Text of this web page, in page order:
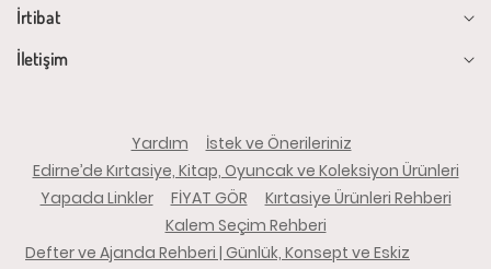
İrtibat
İletişim
Yardım
İstek ve Önerileriniz
Edirne’de Kırtasiye, Kitap, Oyuncak ve Koleksiyon Ürünleri
Yapada Linkler
FİYAT GÖR
Kırtasiye Ürünleri Rehberi
Kalem Seçim Rehberi
Defter ve Ajanda Rehberi | Günlük, Konsept ve Eskiz